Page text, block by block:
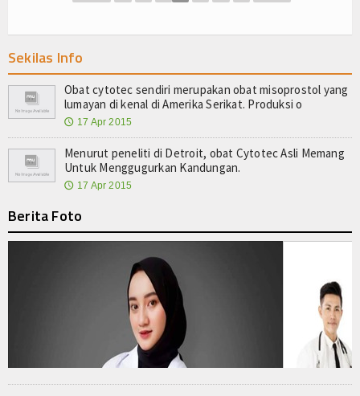
Sekilas Info
Obat cytotec sendiri merupakan obat misoprostol yang
lumayan di kenal di Amerika Serikat. Produksi o
🕔 17 Apr 2015
Menurut peneliti di Detroit, obat Cytotec Asli Memang
Untuk Menggugurkan Kandungan.
🕔 17 Apr 2015
Berita Foto